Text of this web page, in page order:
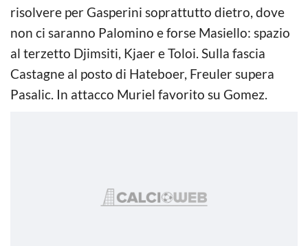
risolvere per Gasperini soprattutto dietro, dove
non ci saranno Palomino e forse Masiello: spazio
al terzetto Djimsiti, Kjaer e Toloi. Sulla fascia
Castagne al posto di Hateboer, Freuler supera
Pasalic. In attacco Muriel favorito su Gomez.